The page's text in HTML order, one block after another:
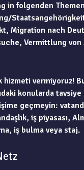
in folgenden
Migration nach
Vermittlung von
hizmeti vermiyoruz!
konularda
geçmeyin:
iş piyasası,
iş bulma veya staj.